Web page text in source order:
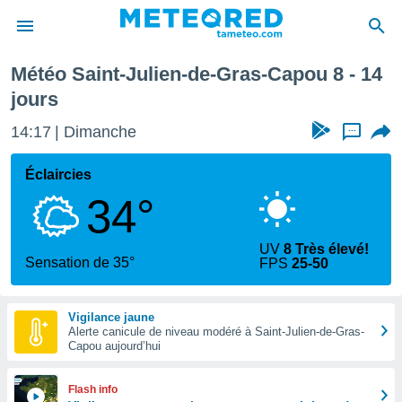
de
a
par
en
Météo Saint-Julien-de-Gras-Capou 8 - 14
jours
14:17 Dimanche ...
Éclaircies
34°
Sensation de 35°
UV8 Très élevé!
FPS25-50
Vigilance jaune
Alerte canicule de niveau modéré à Saint-Julien-de-Gras-
Capou aujourd’hui
Flash info